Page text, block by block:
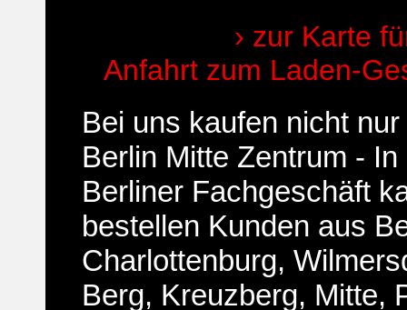
› zur Karte
Anfahrt zum Laden-
Bei uns kaufen nicht
Berlin Mitte Zentrum -
Berliner Fachgeschäft
bestellen Kunden aus
Charlottenburg,
Berg, Kreuzberg, Mitte,